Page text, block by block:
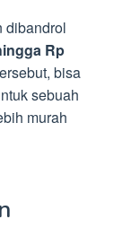
dibandrol
Rp
bisa
sebuah
murah